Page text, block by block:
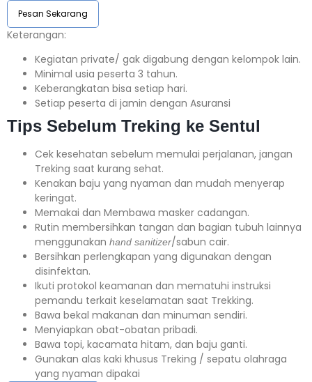
Pesan Sekarang
Keterangan:⁣⁣
Kegiatan private/ gak digabung dengan kelompok lain.
Minimal usia peserta 3 tahun.⁣⁣
Keberangkatan bisa setiap hari.⁣⁣
Setiap peserta di jamin dengan Asuransi ⁣⁣
Tips Sebelum Treking ke Sentul
Cek kesehatan sebelum memulai perjalanan, jangan
Treking saat kurang sehat.
Kenakan baju yang nyaman dan mudah menyerap
keringat.
Memakai dan Membawa masker cadangan.
Rutin membersihkan tangan dan bagian tubuh lainnya
menggunakan hand sanitizer/sabun cair.
Bersihkan perlengkapan yang digunakan dengan
disinfektan.
Ikuti protokol keamanan dan mematuhi instruksi
pemandu terkait keselamatan saat Trekking.
Bawa bekal makanan dan minuman sendiri.
Menyiapkan obat-obatan pribadi.
Bawa topi, kacamata hitam, dan baju ganti.
Gunakan alas kaki khusus Treking / sepatu olahraga
yang nyaman dipakai